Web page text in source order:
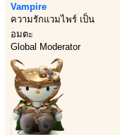
Vampire
ความรักแวมไพร์ เป็น
อมตะ
Global Moderator